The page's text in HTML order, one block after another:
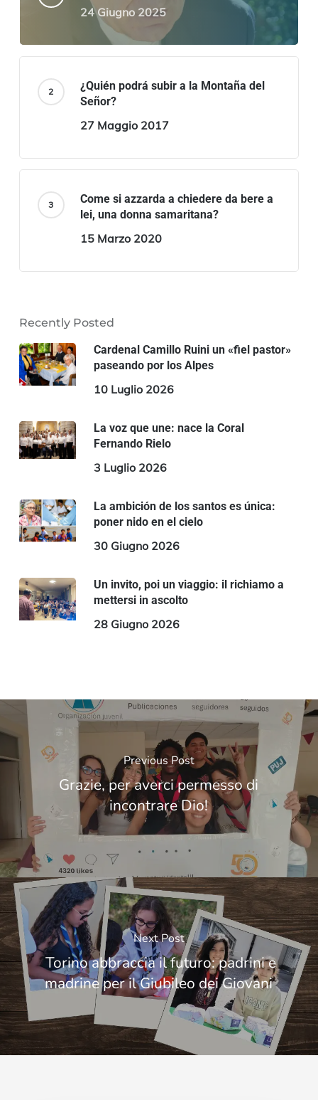
24 Giugno 2025
¿Quién podrá subir a la Montaña del
Señor?
27 Maggio 2017
Come si azzarda a chiedere da bere a
lei, una donna samaritana?
15 Marzo 2020
Recently Posted
Cardenal Camillo Ruini un «fiel pastor»
paseando por los Alpes
10 Luglio 2026
La voz que une: nace la Coral
Fernando Rielo
3 Luglio 2026
La ambición de los santos es única:
poner nido en el cielo
30 Giugno 2026
Un invito, poi un viaggio: il richiamo a
mettersi in ascolto
28 Giugno 2026
Previous Post
Grazie, per averci permesso di
incontrare Dio!
Next Post
Torino abbraccia il futuro: padrini e
madrine per il Giubileo dei Giovani